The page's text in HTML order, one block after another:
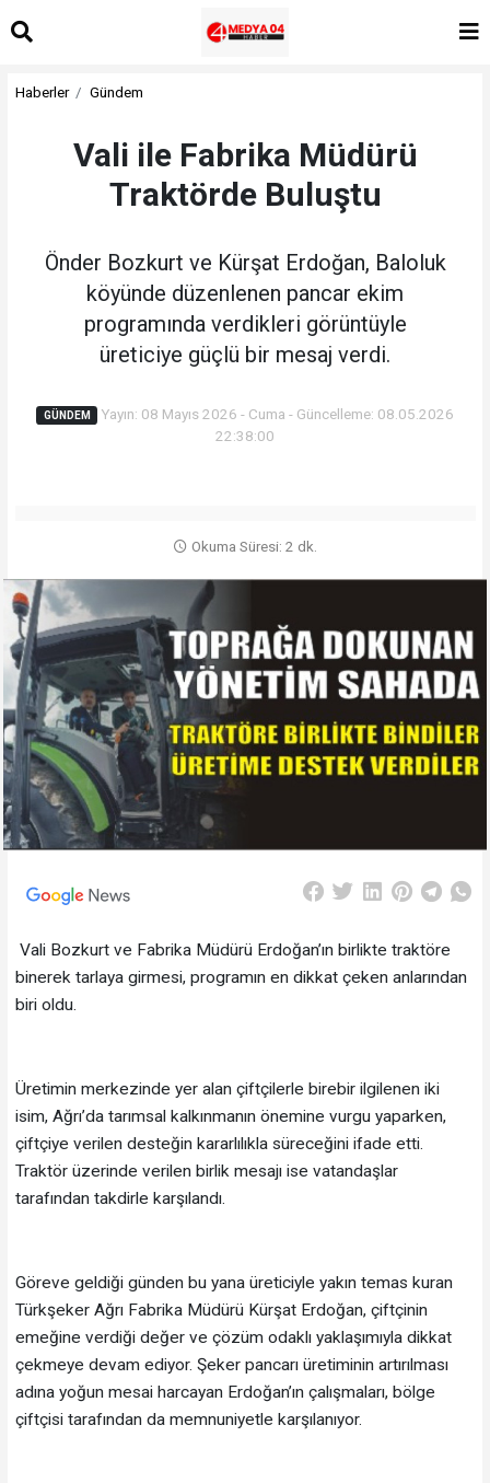
Haberler Gündem
Vali ile Fabrika Müdürü
Traktörde Buluştu
Önder Bozkurt ve Kürşat Erdoğan, Baloluk
köyünde düzenlenen pancar ekim
programında verdikleri görüntüyle
üreticiye güçlü bir mesaj verdi.
GÜNDEM
Yayın: 08 Mayıs 2026 - Cuma - Güncelleme: 08.05.2026
22:38:00
Okuma Süresi: 2 dk.
Vali Bozkurt ve Fabrika Müdürü Erdoğan’ın birlikte traktöre
binerek tarlaya girmesi, programın en dikkat çeken anlarından
biri oldu.
Üretimin merkezinde yer alan çiftçilerle birebir ilgilenen iki
isim, Ağrı’da tarımsal kalkınmanın önemine vurgu yaparken,
çiftçiye verilen desteğin kararlılıkla süreceğini ifade etti.
Traktör üzerinde verilen birlik mesajı ise vatandaşlar
tarafından takdirle karşılandı.
Göreve geldiği günden bu yana üreticiyle yakın temas kuran
Türkşeker Ağrı Fabrika Müdürü Kürşat Erdoğan, çiftçinin
emeğine verdiği değer ve çözüm odaklı yaklaşımıyla dikkat
çekmeye devam ediyor. Şeker pancarı üretiminin artırılması
adına yoğun mesai harcayan Erdoğan’ın çalışmaları, bölge
çiftçisi tarafından da memnuniyetle karşılanıyor.